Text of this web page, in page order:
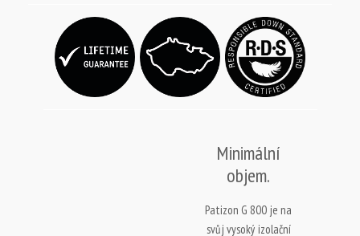
Minimální
objem.
Patizon G 800 je na
svůj vysoký izolační